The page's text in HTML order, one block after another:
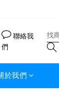
聯絡我
們
於我們